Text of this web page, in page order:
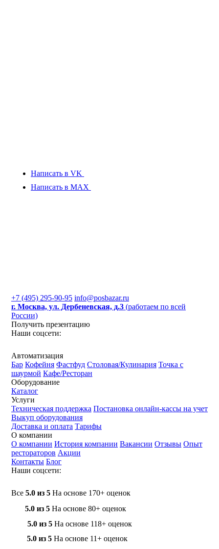
Написать в VK
Написать в MAX
+7 (495) 295-90-95 info@posbazar.ru
г. Москва, ул. Дербеневская, д.3 (работаем по всей
России)
Получить презентацию
Наши соцсети:
Автоматизация
Бар Кофейня Фастфуд Столовая/Кулинария Точка с
шаурмой Кафе/Ресторан
Оборудование
Каталог
Услуги
Техническая поддержка Постановка онлайн-кассы на учет
Выкуп оборудования
Доставка и оплата Тарифы
О компании
О компании История компании Вакансии Отзывы Опыт
рестораторов Акции
Контакты Блог
Наши соцсети:
Все 5.0 из 5 На основе 170+ оценок
5.0 из 5 На основе 80+ оценок
5.0 из 5 На основе 118+ оценок
5.0 из 5 На основе 11+ оценок